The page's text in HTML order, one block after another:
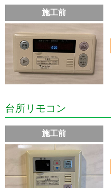
施工前
台所リモコン
施工前